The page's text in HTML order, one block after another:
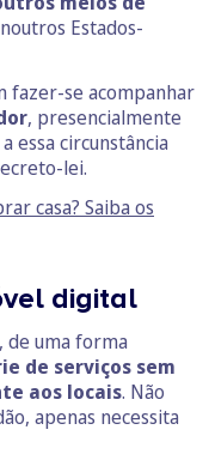
Estados-
fazer-se acompanhar
, presencialmente
essa circunstância
lei.
casa? Saiba os
digital
de uma forma
de serviços sem
aos locais. Não
apenas necessita